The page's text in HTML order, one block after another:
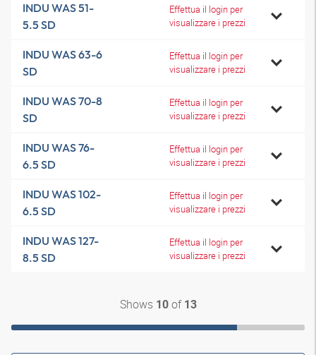
INDU WAS 51-
5.5 SD
Effettua il login per
visualizzare i prezzi
INDU WAS 63-6
SD
Effettua il login per
visualizzare i prezzi
INDU WAS 70-8
SD
Effettua il login per
visualizzare i prezzi
INDU WAS 76-
6.5 SD
Effettua il login per
visualizzare i prezzi
INDU WAS 102-
6.5 SD
Effettua il login per
visualizzare i prezzi
INDU WAS 127-
8.5 SD
Effettua il login per
visualizzare i prezzi
Shows 10of 13